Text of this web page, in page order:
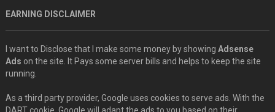
EARNING DISCLAIMER
I want to Disclose that I make some money by showing Adsense
Ads on the site. It Pays some server bills and helps to keep the site
running.
As a third party provider, Google uses cookies to serve ads. With the
DART cookie, Google will adapt the ads to you based on their